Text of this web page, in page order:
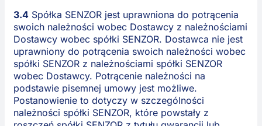
3.4Spółka SENZOR jest uprawniona do potrącenia
swoich należności wobec Dostawcy z należnościami
Dostawcy wobec spółki SENZOR. Dostawca nie jest
uprawniony do potrącenia swoich należności wobec
spółki SENZOR z należnościami spółki SENZOR
wobec Dostawcy. Potrącenie należności na
podstawie pisemnej umowy jest możliwe.
Postanowienie to dotyczy w szczególności
należności spółki SENZOR, które powstały z